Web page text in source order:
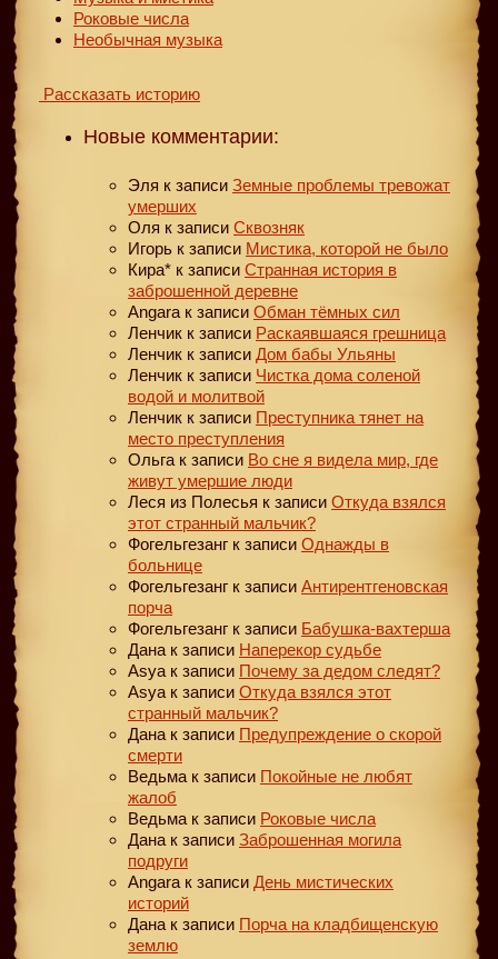
Роковые числа
Необычная музыка
Рассказать историю
Новые комментарии:
Эля к записи Земные проблемы тревожат
умерших
Оля к записи Сквозняк
Игорь к записи Мистика, которой не было
Кира* к записи Странная история в
заброшенной деревне
Angara к записи Обман тёмных сил
Ленчик к записи Раскаявшаяся грешница
Ленчик к записи Дом бабы Ульяны
Ленчик к записи Чистка дома соленой
водой и молитвой
Ленчик к записи Преступника тянет на
место преступления
Ольга к записи Во сне я видела мир, где
живут умершие люди
Леся из Полесья к записи Откуда взялся
этот странный мальчик?
Фогельгезанг к записи Однажды в
больнице
Фогельгезанг к записи Антирентгеновская
порча
Фогельгезанг к записи Бабушка-вахтерша
Дана к записи Наперекор судьбе
Asya к записи Почему за дедом следят?
Asya к записи Откуда взялся этот
странный мальчик?
Дана к записи Предупреждение о скорой
смерти
Ведьма к записи Покойные не любят
жалоб
Ведьма к записи Роковые числа
Дана к записи Заброшенная могила
подруги
Angara к записи День мистических
историй
Дана к записи Порча на кладбищенскую
землю